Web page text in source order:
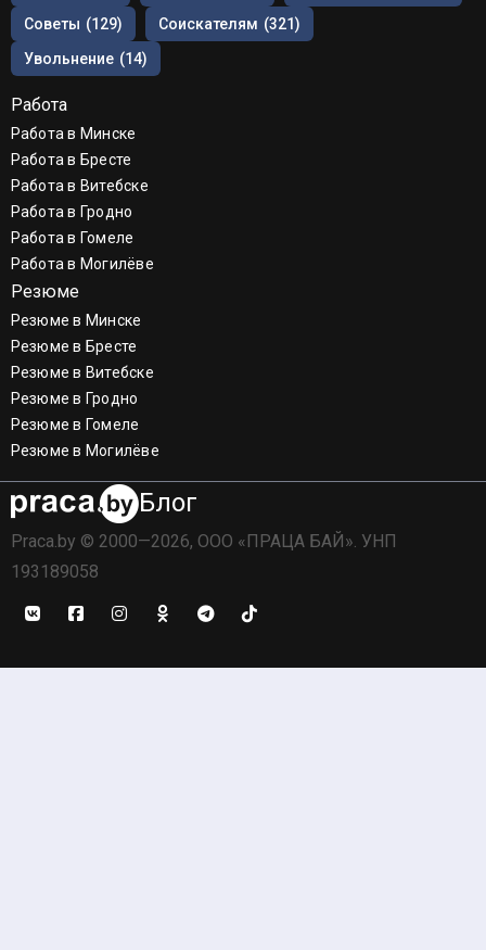
Советы (129) Соискателям (321)
Увольнение (14)
Работа
Работа в Минске
Работа в Бресте
Работа в Витебске
Работа в Гродно
Работа в Гомеле
Работа в Могилёве
Резюме
Резюме в Минске
Резюме в Бресте
Резюме в Витебске
Резюме в Гродно
Резюме в Гомеле
Резюме в Могилёве
Блог
Praca.by © 2000—2026, ООО «ПРАЦА БАЙ». УНП
193189058